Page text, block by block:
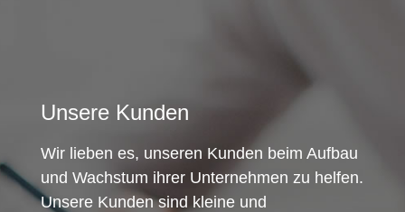
Unsere Kunden
Wir lieben es, unseren Kunden beim Aufbau
und Wachstum ihrer Unternehmen zu helfen.
Unsere Kunden sind kleine und